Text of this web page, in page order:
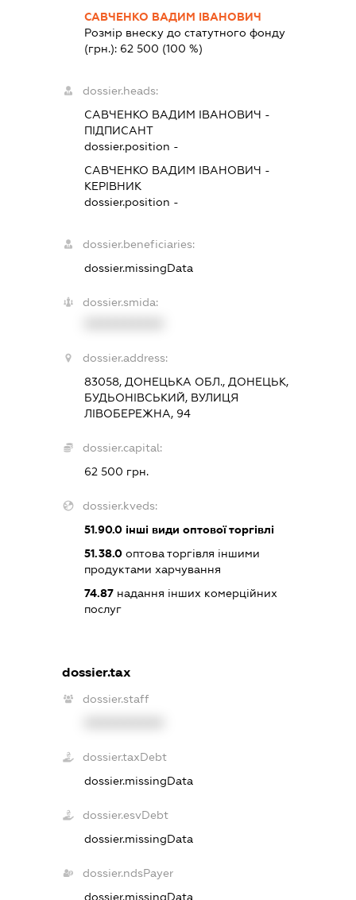
САВЧЕНКО ВАДИМ ІВАНОВИЧ
Розмір внеску до статутного фонду
(грн.): 62 500 (100 %)
dossier.heads:
САВЧЕНКО ВАДИМ ІВАНОВИЧ -
ПІДПИСАНТ
dossier.position -
САВЧЕНКО ВАДИМ ІВАНОВИЧ -
КЕРІВНИК
dossier.position -
dossier.beneficiaries:
dossier.missingData
dossier.smida:
dossier.address:
83058, ДОНЕЦЬКА ОБЛ., ДОНЕЦЬК,
БУДЬОНІВСЬКИЙ, ВУЛИЦЯ
ЛІВОБЕРЕЖНА, 94
dossier.capital:
62 500 грн.
dossier.kveds:
51.90.0 інші види оптової торгівлі
51.38.0 оптова торгівля іншими
продуктами харчування
74.87 надання інших комерційних
послуг
dossier.tax
dossier.staff
dossier.taxDebt
dossier.missingData
dossier.esvDebt
dossier.missingData
dossier.ndsPayer
dossier.missingData